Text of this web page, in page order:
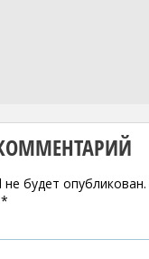
будет опубликован.
*